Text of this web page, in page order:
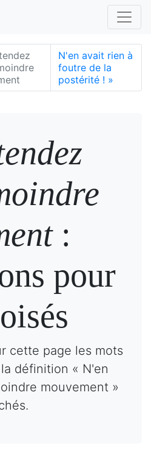
N'en avait rien à
foutre de la
postérité ! »
:
pour
cette page les mots
définition « N'en
mouvement »